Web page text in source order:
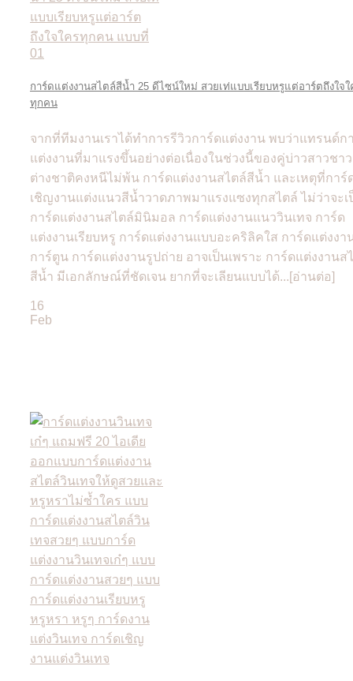
การ์ดแต่งงานสไตล์สีน้ำ 25 ดีไซน์ใหม่ สวยเท่แบบเรียบหรูแต่อาร์ตถึงใจใ
ทุกคน
จากที่ทีมงานเราได้ทำการรีวิวการ์ดแต่งงาน พบว่าแทรนด์ก
แต่งงานที่มาแรงขึ้นอย่างต่อเนื่องในช่วงนี้ของคู่บ่าวสาวชาว
ต่างชาติคงหนีไม่พ้น การ์ดแต่งงานสไตล์สีน้ำ และเหตุที่การ์
เชิญงานแต่งแนวสีน้ำวาดภาพมาแรงแซงทุกสไตล์ ไม่ว่าจะเ
การ์ดแต่งงานสไตล์มินิมอล การ์ดแต่งงานแนววินเทจ การ์ด
แต่งงานเรียบหรู การ์ดแต่งงานแบบอะคริลิคใส การ์ดแต่งงา
การ์ตูน การ์ดแต่งงานรูปถ่าย อาจเป็นเพราะ การ์ดแต่งงานส
สีน้ำ มีเอกลักษณ์ที่ชัดเจน ยากที่จะเลียนแบบได้...[อ่านต่อ]
16
Feb